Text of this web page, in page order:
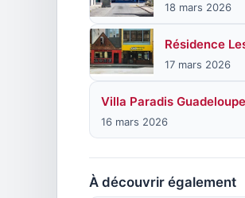
18 mars 2026
Résidence
17 mars 2026
Villa Paradis
16 mars 2026
À découvrir également